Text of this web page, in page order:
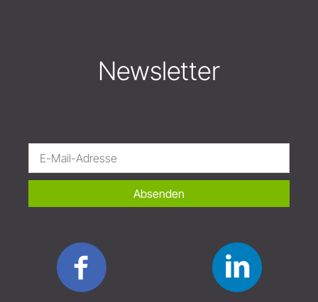
Newsletter
Absenden